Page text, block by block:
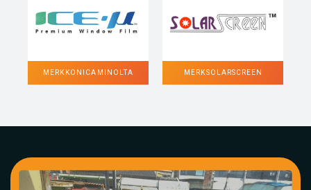
MERK KONICA MINOLTA MERK SOLARSCREEN